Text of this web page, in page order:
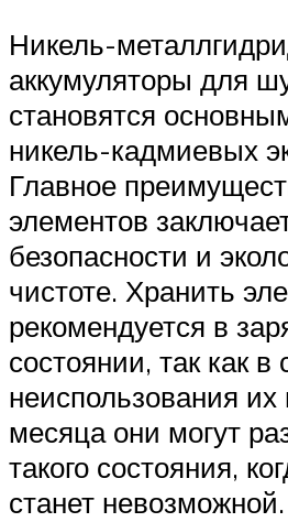
Никель-
аккумуляторы для
становятся
никель-кадмиевых
Главное
элементов
безопасности и
чистоте. Хранить
рекомендуется в
состоянии, так как в
неиспользования их
месяца они могут
такого состояния,
станет невозможной.